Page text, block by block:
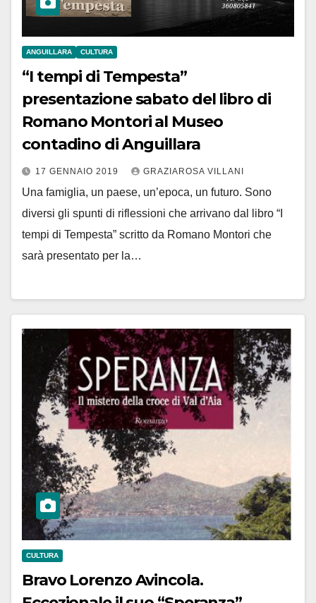
ANGUILLARA CULTURA
“I tempi di Tempesta”
presentazione sabato del libro di
Romano Montori al Museo
contadino di Anguillara
17 GENNAIO 2019 GRAZIAROSA VILLANI
Una famiglia, un paese, un’epoca, un futuro. Sono
diversi gli spunti di riflessioni che arrivano dal libro “I
tempi di Tempesta” scritto da Romano Montori che
sarà presentato per la…
CULTURA
Bravo Lorenzo Avincola.